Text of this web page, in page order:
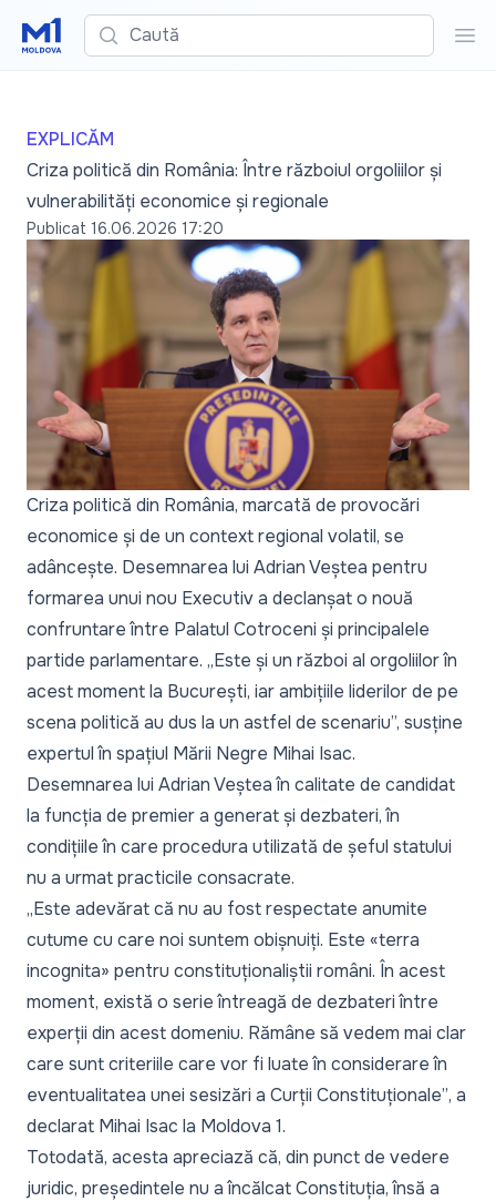
Caută
EXPLICĂM
Criza politică din România: Între războiul orgoliilor și
vulnerabilități economice și regionale
Publicat 16.06.2026 17:20
Criza politică din România, marcată de provocări
economice și de un context regional volatil, se
adâncește. Desemnarea lui Adrian Veștea pentru
formarea unui nou Executiv a declanșat o nouă
confruntare între Palatul Cotroceni și principalele
partide parlamentare. „Este și un război al orgoliilor în
acest moment la București, iar ambițiile liderilor de pe
scena politică au dus la un astfel de scenariu”, susține
expertul în spațiul Mării Negre Mihai Isac.
Desemnarea lui Adrian Veștea în calitate de candidat
la funcția de premier a generat și dezbateri, în
condițiile în care procedura utilizată de șeful statului
nu a urmat practicile consacrate.
„Este adevărat că nu au fost respectate anumite
cutume cu care noi suntem obișnuiți. Este «terra
incognita» pentru constituționaliștii români. În acest
moment, există o serie întreagă de dezbateri între
experții din acest domeniu. Rămâne să vedem mai clar
care sunt criteriile care vor fi luate în considerare în
eventualitatea unei sesizări a Curții Constituționale”, a
declarat Mihai Isac la Moldova 1.
Totodată, acesta apreciază că, din punct de vedere
juridic, președintele nu a încălcat Constituția, însă a